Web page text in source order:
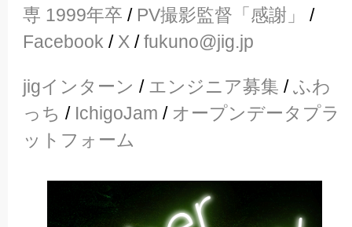
専 1999年卒 / PV撮影監督「感謝」
/
Facebook / X /fukuno@jig.jp
jigインターン / エンジニア募集 /ふわ
っち / IchigoJam / オープンデータプラ
ットフォーム